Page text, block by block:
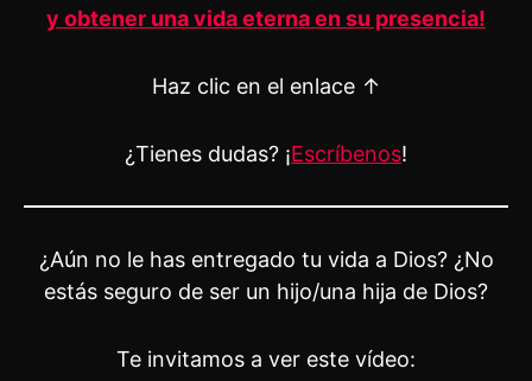
y obtener una vida eterna en su presencia!
Haz clic en el enlace ↑
¿Tienes dudas? ¡Escríbenos!
¿Aún no le has entregado tu vida a Dios? ¿No
estás seguro de ser un hijo/una hija de Dios?
Te invitamos a ver este vídeo: